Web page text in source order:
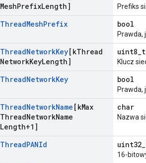
MeshPrefixLength] Prefiks
ThreadMeshPrefix bool
Prawda,
ThreadNetworkKey[kThread
NetworkKeyLength]
uint8_t
Klucz
ThreadNetworkKey bool
Prawda,
ThreadNetworkName [kMax
ThreadNetworkName
Length+1]
char
Nazwa
ThreadPANId
16-